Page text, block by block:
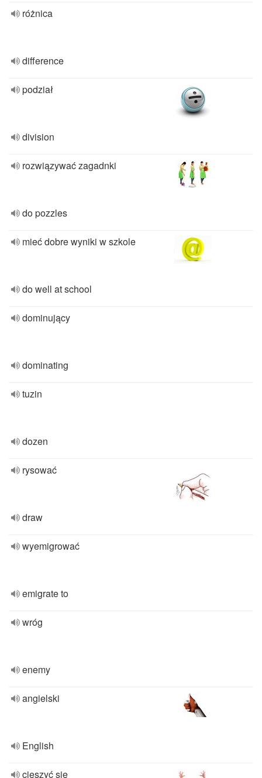
różnica
difference
podział
division
rozwiązywać zagadnki
do pozzles
mieć dobre wyniki w szkole
do well at school
dominujący
dominating
tuzin
dozen
rysować
draw
wyemigrować
emigrate to
wróg
enemy
angielski
English
cieszyć się